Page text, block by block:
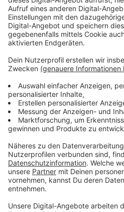
Immer auf dem
Verpass' nichts mehr - mit
ANTENNE BAYERN
Lifestyle oder unsere
Zum
Du möchtest uns